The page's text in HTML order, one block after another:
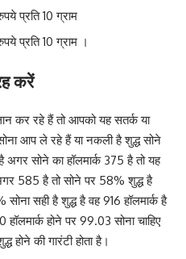
प्रति 10 ग्राम
प्रति 10 ग्राम ।
करें
कर रहे हैं तो आपको यह सतर्क या
आप ले रहे हैं या नकली है शुद्ध सोने
सोने का हॉलमार्क 375 है तो यह
585 है तो सोने पर 58% शुद्ध है
सही है शुद्ध है वह 916 हॉलमार्क है
हॉलमार्क होने पर 99.03 सोना चाहिए
होने की गारंटी होता है।